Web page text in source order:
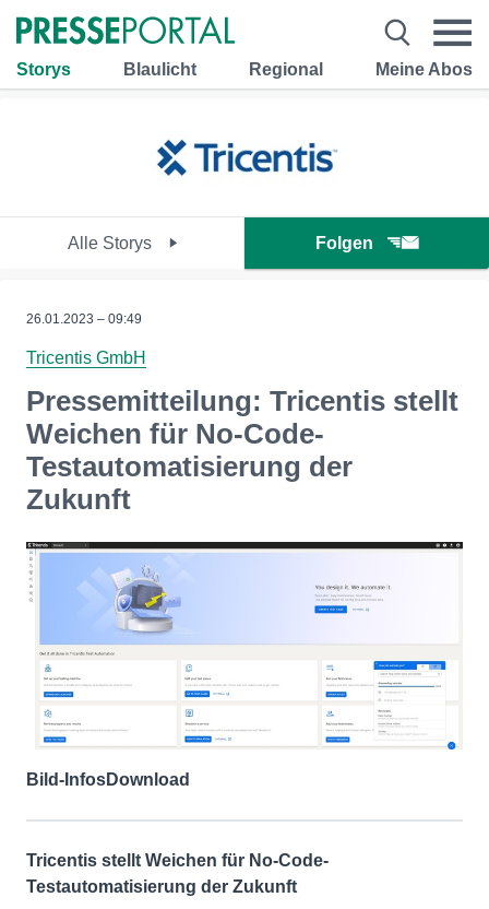
Storys Blaulicht Regional Meine Abos
Alle Storys Folgen
26.01.2023 – 09:49
Tricentis GmbH
Pressemitteilung: Tricentis stellt
Weichen für No-Code-
Testautomatisierung der
Zukunft
Bild-InfosDownload
Tricentis stellt Weichen für No-Code-
Testautomatisierung der Zukunft